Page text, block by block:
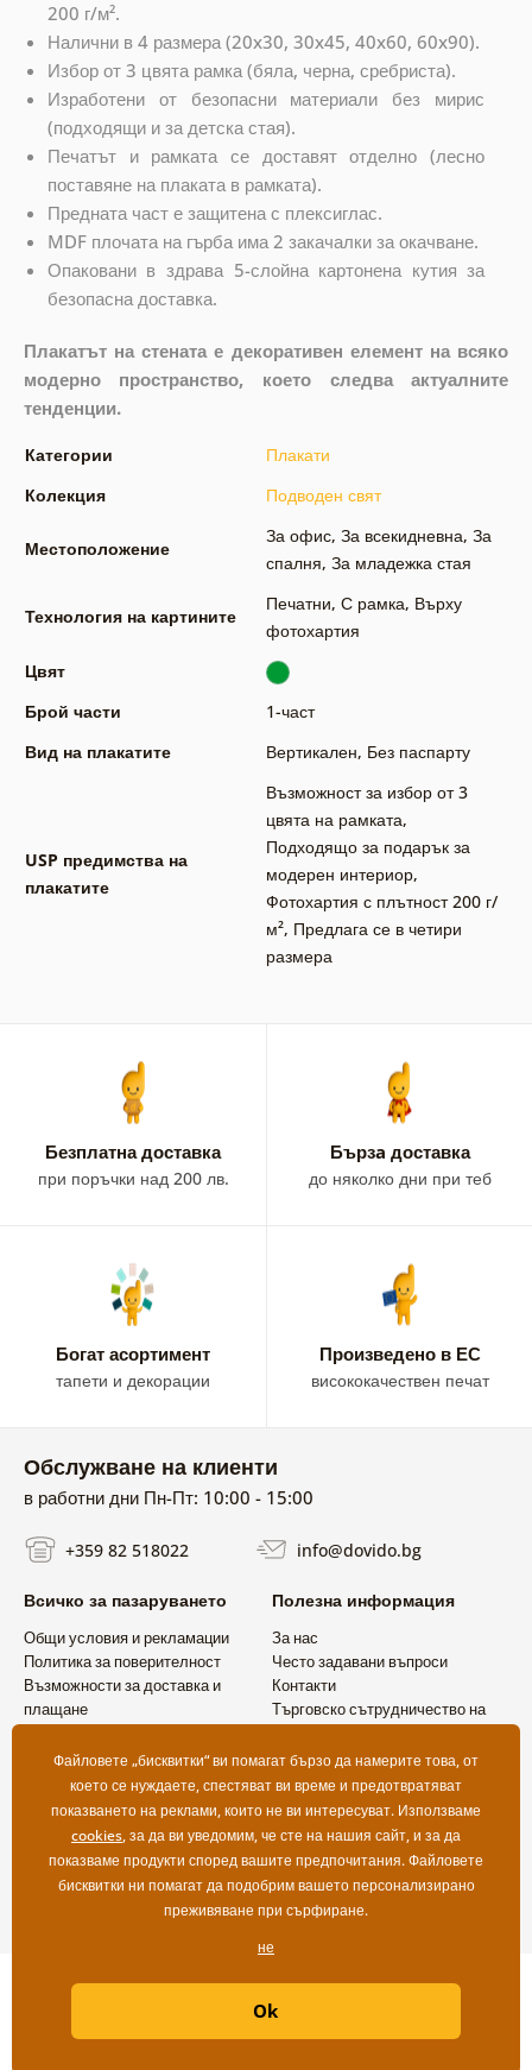
200 г/м².
Налични в 4 размера (20x30, 30x45, 40x60, 60x90).
Избор от 3 цвята рамка (бяла, черна, сребриста).
Изработени от безопасни материали без мирис
(подходящи и за детска стая).
Печатът и рамката се доставят отделно (лесно
поставяне на плаката в рамката).
Предната част е защитена с плексиглас.
MDF плочата на гърба има 2 закачалки за окачване.
Опаковани в здрава 5-слойна картонена кутия за
безопасна доставка.
Плакатът на стената е декоративен елемент на всяко
модерно пространство, което следва актуалните
тенденции.
Категории
Плакати
Колекция
Подводен свят
Местоположение
За офис, За всекидневна, За
спалня, За младежка стая
Технология на картините
Печатни, С рамка, Върху
фотохартия
Цвят
Брой части
1-част
Вид на плакатите
Вертикален, Без паспарту
USP предимства на
плакатите
Възможност за избор от 3
цвята на рамката,
Подходящо за подарък за
модерен интериор,
Фотохартия с плътност 200 г/
м², Предлага се в четири
размера
Безплатна доставка
при поръчки над 200 лв.
Бързa доставка
до няколко дни при теб
Богат асортимент
тапети и декорации
Произведено в ЕС
висококачествен печат
Обслужване на клиенти
в работни дни Пн-Пт: 10:00 - 15:00
+359 82 518022 info@dovido.bg
Всичко за пазаруването
Общи условия и рекламации
Политика за поверителност
Възможности за доставка и
плащане
Полезна информация
За нас
Често задавани въпроси
Контакти
Търговско сътрудничество на
Copyright ©2019 © Dovido.bg.
| Онлайн магазинът е създаден от
Файловете „бисквитки“ ви помагат бързо да намерите това, от
което се нуждаете, спестяват ви време и предотвратяват
показването на реклами, които не ви интересуват. Използваме
cookies, за да ви уведомим, че сте на нашия сайт, и за да
показваме продукти според вашите предпочитания. Файловете
бисквитки ни помагат да подобрим вашето персонализирано
преживяване при сърфиране.
не
Ok